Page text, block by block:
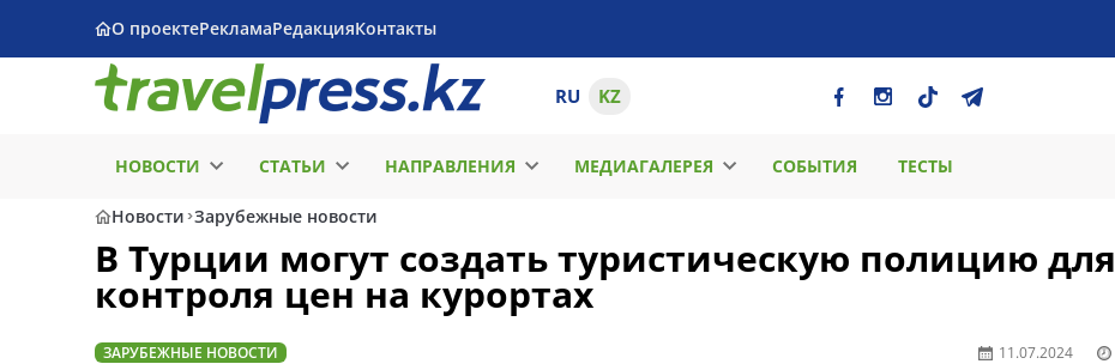
О проектеРекламаРедакцияКонтакты
RU KZ
НОВОСТИ СТАТЬИ НАПРАВЛЕНИЯ МЕДИАГАЛЕРЕЯ СОБЫТИЯ ТЕСТЫ
Новости Зарубежные новости
В Турции могут создать туристическую полицию для
контроля цен на курортах
ЗАРУБЕЖНЫЕ НОВОСТИ 11.07.2024